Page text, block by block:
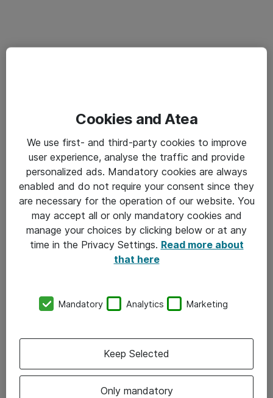
Cookies and Atea
We use first- and third-party cookies to improve
user experience, analyse the traffic and provide
personalized ads. Mandatory cookies are always
enabled and do not require your consent since they
are necessary for the operation of our website. You
may accept all or only mandatory cookies and
manage your choices by clicking below or at any
time in the Privacy Settings. Read more about
that here
Mandatory Analytics Marketing
Only mandatory
Keep Selected